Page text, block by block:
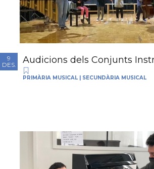
9
DES.
Audicions dels Conjunts
PRIMÀRIA MUSICAL | SECUNDÀRIA MUSICAL